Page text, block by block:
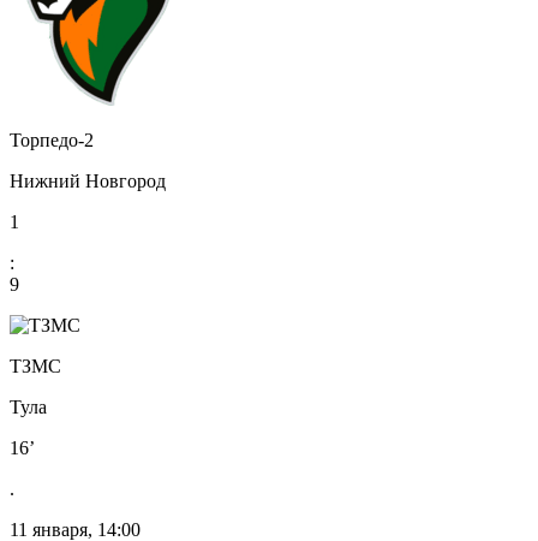
Торпедо-2
Нижний Новгород
1
:
9
ТЗМС
Тула
16’
.
11 января, 14:00